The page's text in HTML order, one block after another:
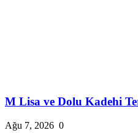
M Lisa ve Dolu Kadehi
Ağu 7, 2026 0